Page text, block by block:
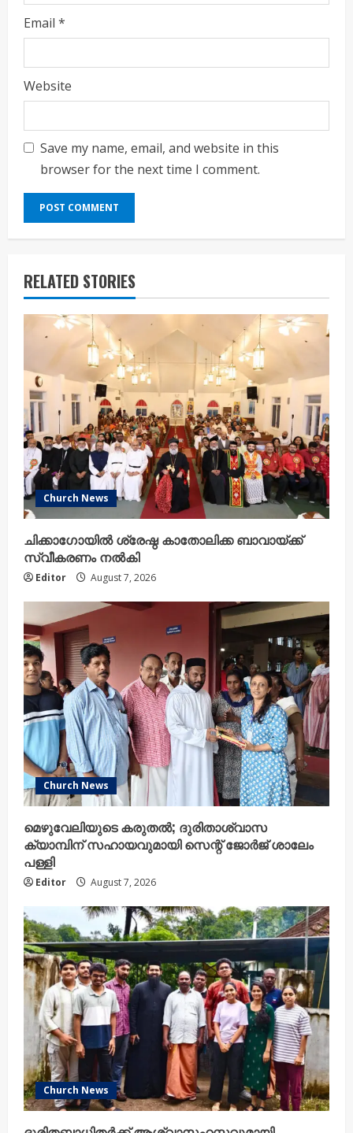
Email *
Website
Save my name, email, and website in this
browser for the next time I comment.
RELATED STORIES
Church News
ചിക്കാഗോയിൽ ശ്രേഷ്ഠ കാതോലിക്ക ബാവായ്ക്ക്
സ്വീകരണം നൽകി
Editor August 7, 2026
Church News
മെഴുവേലിയുടെ കരുതൽ; ദുരിതാശ്വാസ
ക്യാമ്പിന് സഹായവുമായി സെന്റ് ജോർജ് ശാലേം
പള്ളി
Editor August 7, 2026
Church News